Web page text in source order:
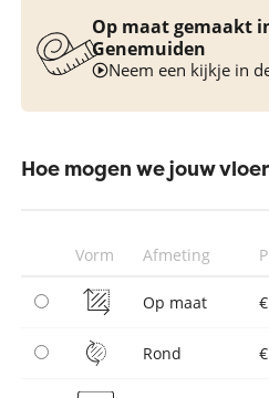
Op maat gemaakt
Genemuiden
Neem een kijkje in
Hoe mogen we jouw
Vorm Afmeting
Op maat
Rond